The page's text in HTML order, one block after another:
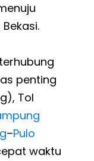
penting
Tol
–Pulo
waktu